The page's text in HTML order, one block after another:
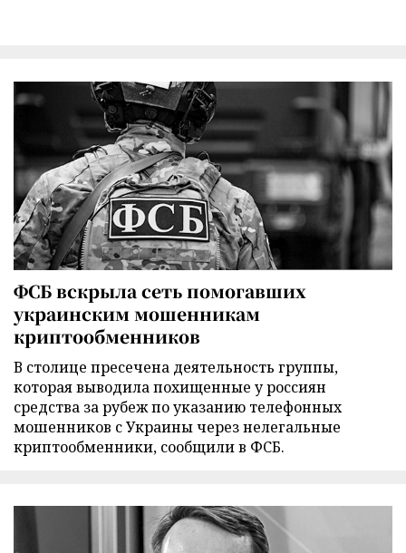
ФСБ вскрыла сеть помогавших
украинским мошенникам
криптообменников
В столице пресечена деятельность группы,
которая выводила похищенные у россиян
средства за рубеж по указанию телефонных
мошенников с Украины через нелегальные
криптообменники, сообщили в ФСБ.